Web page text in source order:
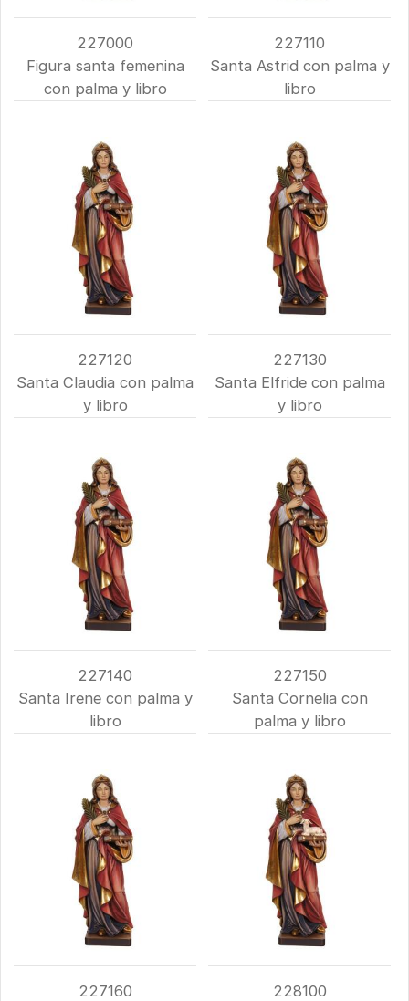
227000
Figura santa femenina
con palma y libro
227110
Santa Astrid con palma y
libro
227120
Santa Claudia con palma
y libro
227130
Santa Elfride con palma
y libro
227140
Santa Irene con palma y
libro
227150
Santa Cornelia con
palma y libro
227160
228100